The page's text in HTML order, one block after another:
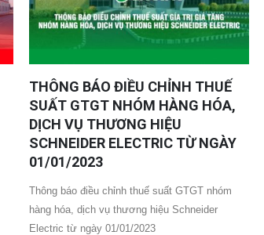
THÔNG BÁO ĐIỀU CHỈNH THUẾ
SUẤT GTGT NHÓM HÀNG HÓA,
DỊCH VỤ THƯƠNG HIỆU
SCHNEIDER ELECTRIC TỪ NGÀY
01/01/2023
Thông báo điều chỉnh thuế suất GTGT nhóm
hàng hóa, dịch vụ thương hiệu Schneider
Electric từ ngày 01/01/2023